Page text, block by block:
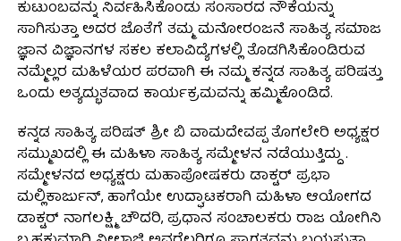
ಕುಟುಂಬವನ್ನು ನಿರ್ವಹಿಸಿಕೊಂಡು ಸಂಸಾರದ ನೌಕೆಯನ್ನು
ಸಾಗಿಸುತ್ತಾ ಅದರ ಜೊತೆಗೆ ತಮ್ಮ ಮನೋರಂಜನೆ ಸಾಹಿತ್ಯ ಸಮಾಜ
ಜ್ಞಾನ ವಿಜ್ಞಾನಗಳ ಸಕಲ ಕಲಾವಿದ್ಯೆಗಳಲ್ಲಿ ತೊಡಗಿಸಿಕೊಂಡಿರುವ
ನಮ್ಮೆಲ್ಲರ ಮಹಿಳೆಯರ ಪರವಾಗಿ ಈ ನಮ್ಮ ಕನ್ನಡ ಸಾಹಿತ್ಯ ಪರಿಷತ್ತು
ಒಂದು ಅತ್ಯದ್ಭುತವಾದ ಕಾರ್ಯಕ್ರಮವನ್ನು ಹಮ್ಮಿಕೊಂಡಿದೆ.
ಕನ್ನಡ ಸಾಹಿತ್ಯ ಪರಿಷತ್ ಶ್ರೀ ಬಿ ವಾಮದೇವಪ್ಪ ತೊಗಲೇರಿ ಅಧ್ಯಕ್ಷರ
ಸಮ್ಮುಖದಲ್ಲಿ ಈ ಮಹಿಳಾ ಸಾಹಿತ್ಯ ಸಮ್ಮೇಳನ ನಡೆಯುತ್ತಿದ್ದು .
ಸಮ್ಮೇಳನದ ಅಧ್ಯಕ್ಷರು ಮಹಾಪೋಷಕರು ಡಾಕ್ಟರ್ ಪ್ರಭಾ
ಮಲ್ಲಿಕಾರ್ಜುನ್, ಹಾಗೆಯೇ ಉದ್ಘಾಟಕರಾಗಿ ಮಹಿಳಾ ಆಯೋಗದ
ಡಾಕ್ಟರ್ ನಾಗಲಕ್ಷ್ಮಿ ಚೌದರಿ, ಪ್ರಧಾನ ಸಂಚಾಲಕರು ರಾಜ ಯೋಗಿನಿ